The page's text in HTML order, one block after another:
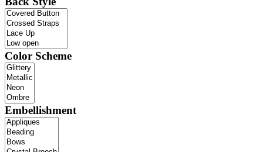
Color Scheme
Embellishment